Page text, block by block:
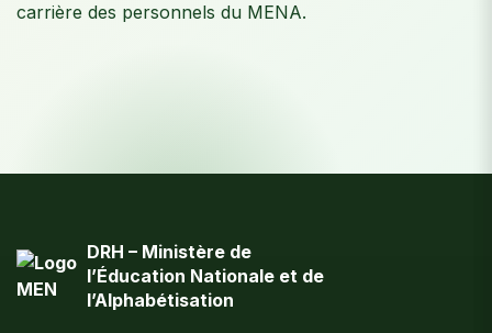
carrière des personnels du MENA.
DRH – Ministère de
l’Éducation Nationale et de
l’Alphabétisation